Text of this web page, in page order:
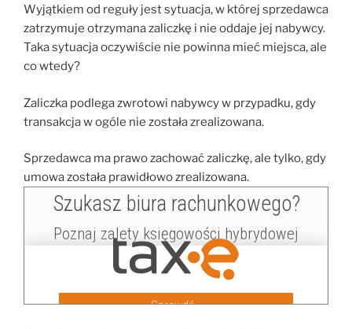
Wyjątkiem od reguły jest sytuacja, w której sprzedawca
zatrzymuje otrzymana zaliczkę i nie oddaje jej nabywcy.
Taka sytuacja oczywiście nie powinna mieć miejsca, ale
co wtedy?
Zaliczka podlega zwrotowi nabywcy w przypadku, gdy
transakcja w ogóle nie została zrealizowana.
Sprzedawca ma prawo zachować zaliczkę, ale tylko, gdy
umowa została prawidłowo zrealizowana.